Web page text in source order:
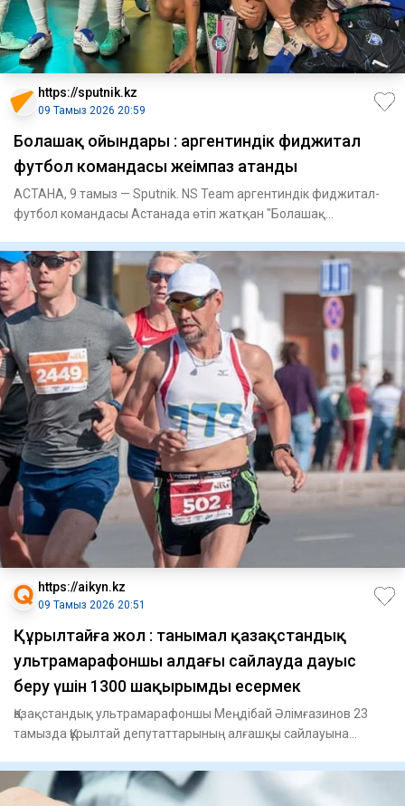
https://sputnik.kz
09 Тамыз 2026 20:59
Болашақ ойындары : аргентиндік фиджитал
футбол командасы жеңімпаз атанды
АСТАНА, 9 тамыз — Sputnik. NS Team аргентиндік фиджитал-
футбол командасы Астанада өтіп жатқан "Болашақ
https://aikyn.kz
09 Тамыз 2026 20:51
Құрылтайға жол : танымал қазақстандық
ультрамарафоншы алдағы сайлауда дауыс
беру үшін 1300 шақырымды еңсермек
Қазақстандық ультрамарафоншы Меңдібай Әлімғазинов 23
тамызда Құрылтай депутаттарының алғашқы сайлауына